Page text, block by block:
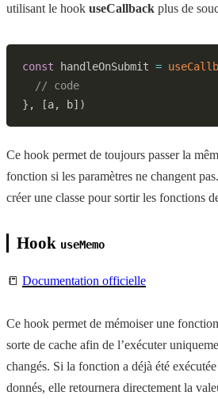
utilisant le hook useCallback plus de
const handleOnSubmit =
// code
} , [a, b] )
Ce hook permet de toujours passer la
fonction si les paramètres ne changent
créer une classe pour sortir les fonctions
Hook useMemo
📒 Documentation officielle
Ce hook permet de mémoiser une
sorte de cache afin de l’exécuter
changés. Si la fonction a déjà été
donnés, elle retournera directement la